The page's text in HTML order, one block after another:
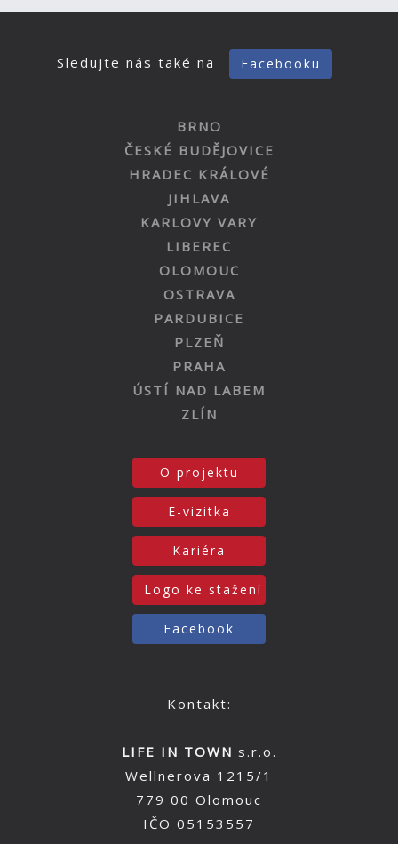
Sledujte nás také na Facebooku
BRNO
ČESKÉ BUDĚJOVICE
HRADEC KRÁLOVÉ
JIHLAVA
KARLOVY VARY
LIBEREC
OLOMOUC
OSTRAVA
PARDUBICE
PLZEŇ
PRAHA
ÚSTÍ NAD LABEM
ZLÍN
O projektu
E-vizitka
Kariéra
Logo ke stažení
Facebook
Kontakt:
LIFE IN TOWN s.r.o.
Wellnerova 1215/1
779 00 Olomouc
IČO 05153557